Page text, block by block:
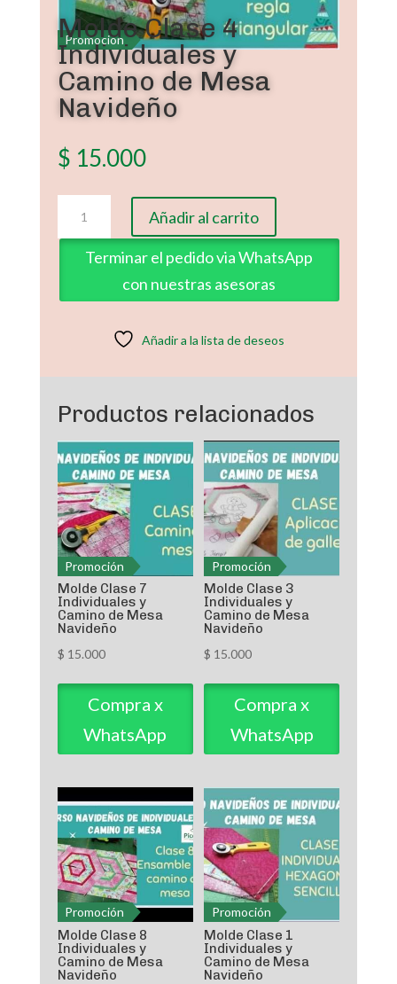
Promoción
Molde Clase 4
Individuales y
Camino de Mesa
Navideño
$ 15.000
Clase
4
Individuales
Camino
Añadir al carrito
Terminar el pedido via WhatsApp
con nuestras asesoras
Añadir a la lista de deseos
Productos relacionados
Promoción
Molde Clase 7
Individuales y
Camino de Mesa
Navideño
$ 15.000
Compra x
WhatsApp
Promoción
Molde Clase 3
Individuales y
Camino de Mesa
Navideño
$ 15.000
Compra x
WhatsApp
Promoción
Molde Clase 8
Individuales y
Camino de Mesa
Navideño
Promoción
Molde Clase 1
Individuales y
Camino de Mesa
Navideño